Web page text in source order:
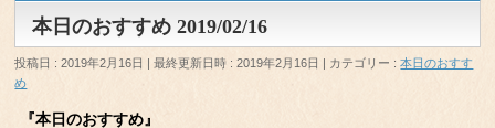
本日のおすすめ 2019/02/16
投稿日 : 2019年2月16日 最終更新日時 : 2019年2月16日 カテゴリー :本日のおすす
め
『本日のおすすめ』